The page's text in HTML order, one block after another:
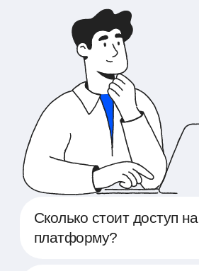
Сколько стоит доступ на
платформу?